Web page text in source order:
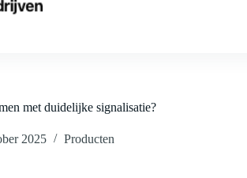
met duidelijke signalisatie?
2025 Producten